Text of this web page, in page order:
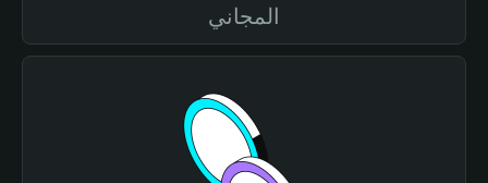
المجاني